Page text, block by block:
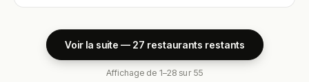
Voir la suite — 27 restaurants restants
Affichage de 1–28 sur 55